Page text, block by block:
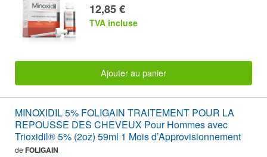
12,85 €
TVA incluse
Ajouter au panier
MINOXIDIL 5% FOLIGAIN TRAITEMENT POUR LA
REPOUSSE DES CHEVEUX Pour Hommes avec
Trioxidil® 5% (2oz) 59ml 1 Mois d’Approvisionnement
de FOLIGAIN